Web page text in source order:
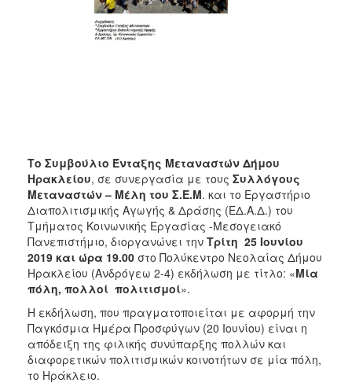
Το Συμβούλιο Ένταξης Μεταναστών Δήμου
Ηρακλείου, σε συνεργασία με τους Συλλόγους
Μεταναστών – Μέλη του Σ.Ε.Μ. και το Εργαστήριο
Διαπολιτισμικής Αγωγής & Δράσης (ΕΔ.Α.Δ.) του
Τμήματος Κοινωνικής Εργασίας -Μεσογειακό
Πανεπιστήμιο, διοργανώνει την Τρίτη 25 Ιουνίου
2019 και ώρα 19.00 στο Πολύκεντρο Νεολαίας Δήμου
Ηρακλείου (Ανδρόγεω 2-4) εκδήλωση με τίτλο: «Μία
πόλη, πολλοί πολιτισμοί».
Η εκδήλωση, που πραγματοποιείται με αφορμή την
Παγκόσμια Ημέρα Προσφύγων (20 Ιουνίου) είναι η
απόδειξη της φιλικής συνύπαρξης πολλών και
διαφορετικών πολιτισμικών κοινοτήτων σε μία πόλη,
το Ηράκλειο.